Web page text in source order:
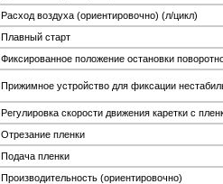
Расход воздуха (ориентировочно) (л/цикл)
Плавный старт
Фиксированное положение остановки
Прижимное устройство для фиксации
Регулировка скорости движения каретки с
Отрезание пленки
Подача пленки
Производительность (ориентировочно)